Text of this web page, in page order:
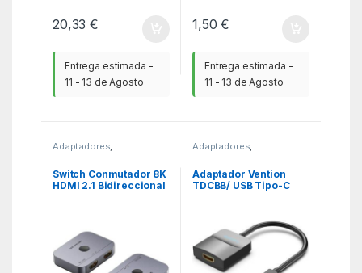
20,33€
Entrega estimada -
11 - 13 de Agosto
1,50€
Entrega estimada -
11 - 13 de Agosto
Adaptadores
Adaptadores HDMI
Switch Conmutador 8K
HDMI 2.1 Bidireccional
Hembra
Adaptadores
Adaptadores HDMI
Adaptador Vention
TDCBB/ USB Tipo-C